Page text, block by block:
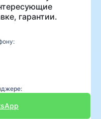
гарантии.